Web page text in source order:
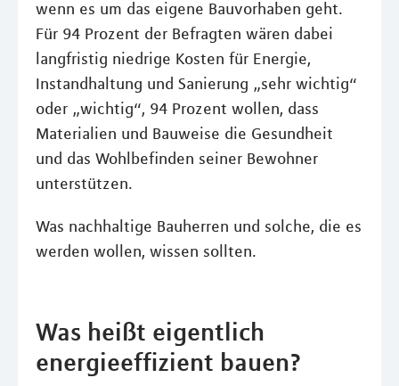
wenn es um das eigene Bauvorhaben geht.
Für 94 Prozent der Befragten wären dabei
langfristig niedrige Kosten für Energie,
Instandhaltung und Sanierung „sehr wichtig“
oder „wichtig“, 94 Prozent wollen, dass
Materialien und Bauweise die Gesundheit
und das Wohlbefinden seiner Bewohner
unterstützen.
Was nachhaltige Bauherren und solche, die es
werden wollen, wissen sollten.
Was heißt eigentlich
energieeffizient bauen?